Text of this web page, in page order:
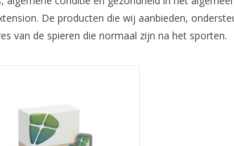
De producten die wij aanbieden,
van de spieren die normaal zijn na het sporten.